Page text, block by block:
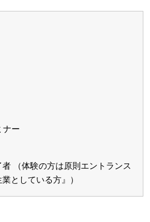
ナー
（体験の方は原則エントランス
としている方』）